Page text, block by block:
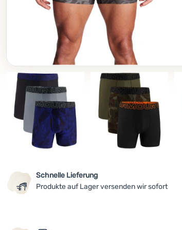
Schnelle Lieferung
Produkte auf Lager versenden wir sofort
Foto